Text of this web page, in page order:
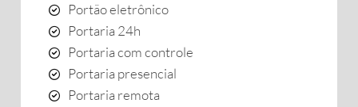
Portão eletrônico
Portaria 24h
Portaria com controle
Portaria presencial
Portaria remota